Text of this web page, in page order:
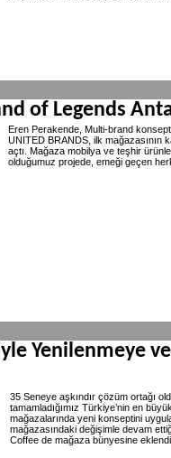
of Legends
Eren Perakende, Multi-brand
UNITED BRANDS, ilk mağazasının
açtı. Mağaza mobilya ve teşhir
olduğumuz projede, emeği geçen
Yenilenmeye
35 Seneye aşkındır çözüm ortağı
tamamladığımız Türkiye’nin en
mağazalarında yeni konseptini
mağazasındaki değişimle devam
Coffee de mağaza bünyesine